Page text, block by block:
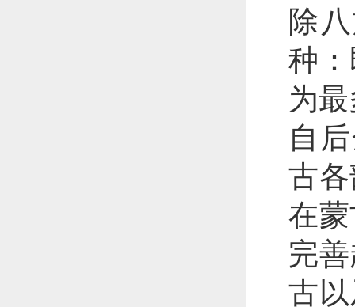
除
种
为
自
古
在
完
古